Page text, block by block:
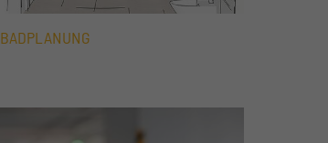
BADPLANUNG